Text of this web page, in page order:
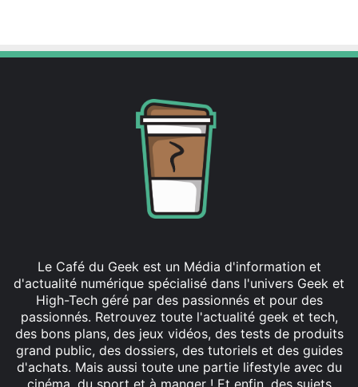
Le Café du Geek est un Média d'information et
d'actualité numérique spécialisé dans l'univers Geek et
High-Tech géré par des passionnés et pour des
passionnés. Retrouvez toute l'actualité geek et tech,
des bons plans, des jeux vidéos, des tests de produits
grand public, des dossiers, des tutoriels et des guides
d'achats. Mais aussi toute une partie lifestyle avec du
cinéma, du sport et à manger ! Et enfin, des sujets